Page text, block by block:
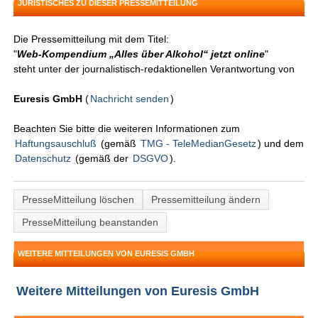
JURISTISCHES ZU DIESER PRESSEMITTEILUNG
Die Pressemitteilung mit dem Titel:
"Web-Kompendium „Alles über Alkohol“ jetzt online"
steht unter der journalistisch-redaktionellen Verantwortung von
Euresis GmbH (Nachricht senden )
Beachten Sie bitte die weiteren Informationen zum
Haftungsauschluß (gemäß TMG - TeleMedianGesetz) und dem
Datenschutz (gemäß der DSGVO).
PresseMitteilung löschen
Pressemitteilung ändern
PresseMitteilung beanstanden
WEITERE MITTEILUNGEN VON EURESIS GMBH
Weitere Mitteilungen von Euresis GmbH